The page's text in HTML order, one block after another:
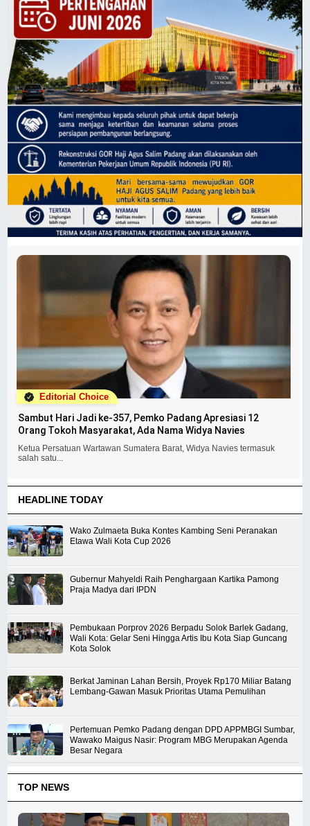
Editorial Choice
Sambut Hari Jadi ke-357, Pemko Padang Apresiasi 12
Orang Tokoh Masyarakat, Ada Nama Widya Navies
Ketua Persatuan Wartawan Sumatera Barat, Widya Navies termasuk
salah satu...
HEADLINE TODAY
Wako Zulmaeta Buka Kontes Kambing Seni Peranakan
Etawa Wali Kota Cup 2026
Gubernur Mahyeldi Raih Penghargaan Kartika Pamong
Praja Madya dari IPDN
Pembukaan Porprov 2026 Berpadu Solok Barlek Gadang,
Wali Kota: Gelar Seni Hingga Artis Ibu Kota Siap Guncang
Kota Solok
Berkat Jaminan Lahan Bersih, Proyek Rp170 Miliar Batang
Lembang-Gawan Masuk Prioritas Utama Pemulihan
Pertemuan Pemko Padang dengan DPD APPMBGI Sumbar,
Wawako Maigus Nasir: Program MBG Merupakan Agenda
Besar Negara
TOP NEWS